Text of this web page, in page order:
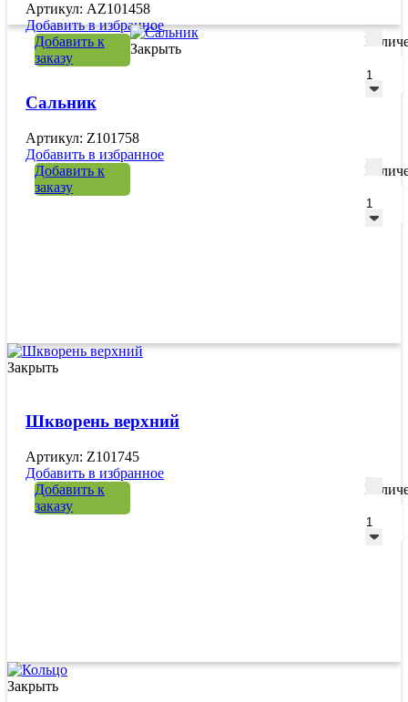
Артикул: AZ101458
Добавить в избранное
Добавить к
заказу
Закрыть
Сальник
Артикул: Z101758
Добавить в избранное
Добавить к
заказу
Закрыть
Шкворень верхний
Артикул: Z101745
Добавить в избранное
Добавить к
заказу
Закрыть